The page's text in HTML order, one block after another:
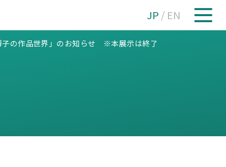
JP / EN
の作品世界」のお知らせ ※本展示は終了しました